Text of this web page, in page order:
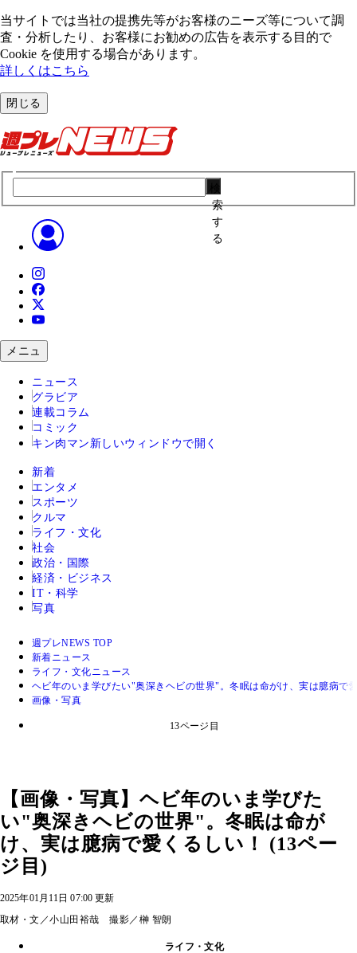
当サイトでは当社の提携先等がお客様のニーズ等について調
査・分析したり、お客様にお勧めの広告を表⽰する⽬的で
Cookie を使⽤する場合があります。
詳しくはこちら
閉じる
索
す
る
メニュ
ニュース
グラビア
連載コラム
コミック
キン肉マン 新しいウィンドウで開く
新着
エンタメ
スポーツ
クルマ
ライフ・文化
社会
政治・国際
経済・ビジネス
IT・科学
写真
週プレNEWS TOP
新着ニュース
ライフ・文化ニュース
ヘビ年のいま学びたい"奥深きヘビの世界"。冬眠は命がけ、実は臆病で
画像・写真
13ページ目
【画像・写真】ヘビ年のいま学びた
い"奥深きヘビの世界"。冬眠は命が
け、実は臆病で愛くるしい！ (13ペー
ジ目)
2025年01月11日 07:00 更新
取材・文／小山田裕哉 撮影／榊 智朗
ライフ・文化